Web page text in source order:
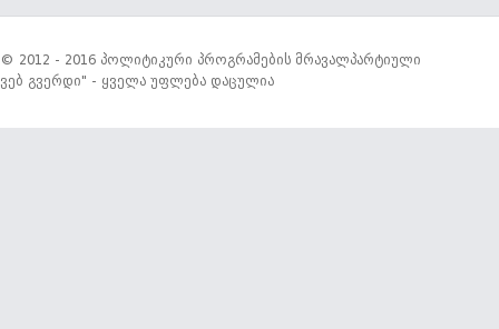
© 2012 - 2016 პოლიტიკური პროგრამების მრავალპარტიული
ვებ გვერდი" - ყველა უფლება დაცულია